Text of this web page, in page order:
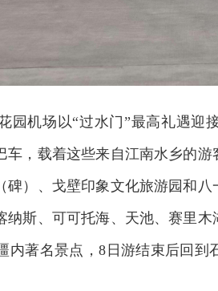
园机场以“过水门”最高礼遇迎
车，载着这些来自江南水乡的
碑）、戈壁印象文化旅游园和
纳斯、可可托海、天池、赛里
内著名景点，8日游结束后回